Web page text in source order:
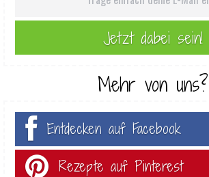
Mehr von uns?
Entdecken auf Facebook
Rezepte auf Pinterest